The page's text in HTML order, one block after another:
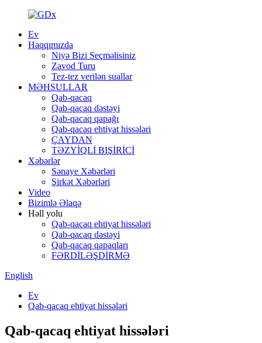
Ev
Haqqımızda
Niyə Bizi Seçməlisiniz
Zavod Turu
Tez-tez verilən suallar
MƏHSULLAR
Qab-qacaq
Qab-qacaq dəstəyi
Qab-qacaq qapağı
Qab-qacaq ehtiyat hissələri
ÇAYDAN
TƏZYİQLİ BIŞİRİCİ
Xəbərlər
Sənaye Xəbərləri
Şirkət Xəbərləri
Video
Bizimlə Əlaqə
Həll yolu
Qab-qacaq ehtiyat hissələri
Qab-qacaq dəstəyi
Qab-qacaq qapaqları
FƏRDİLƏŞDİRMƏ
English
Ev
Qab-qacaq ehtiyat hissələri
Qab-qacaq ehtiyat hissələri